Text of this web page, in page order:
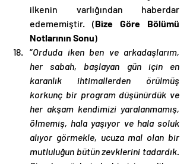
ilkenin varlığından haberdar
edememiştir. (Bize Göre Bölümü
Notlarının Sonu)
“Orduda iken ben ve arkadaşlarım,
her sabah, başlayan gün için en
karanlık ihtimallerden örülmüş
korkunç bir program düşünürdük ve
her akşam kendimizi yaralanmamış,
ölmemiş, hala yaşıyor ve hala soluk
alıyor görmekle, ucuza mal olan bir
mutluluğun bütün zevklerini tadardık.